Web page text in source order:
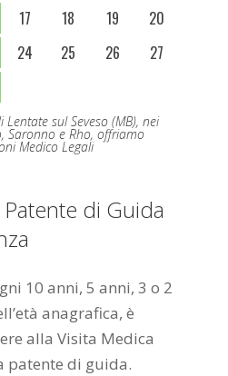
17 18 19
20
24 25 26
27
sul Seveso (MB), nei
Saronno e Rho, offriamo
Medico Legali
di Guida
10 anni, 5 anni, 3 o 2
anagrafica, è
alla Visita Medica
patente di guida.